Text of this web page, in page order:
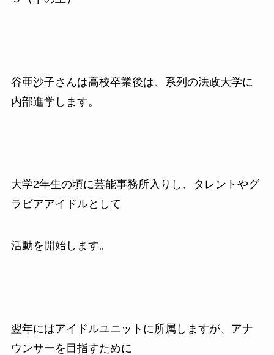
谷亜沙子さんは高校卒業後は、系列の法政大学に
内部進学します。
大学2年生の頃に芸能事務所入りし、タレントやグ
ラビアアイドルとして
活動を開始します。
翌年にはアイドルユニットに所属しますが、アナ
ウンサーを目指すために